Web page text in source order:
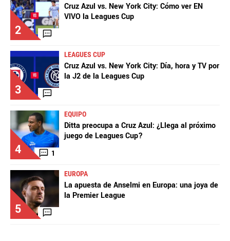
2
Cruz Azul vs. New York City: Cómo ver EN
VIVO la Leagues Cup
3
LEAGUES CUP
Cruz Azul vs. New York City: Día, hora y TV por
la J2 de la Leagues Cup
4 1
EQUIPO
Ditta preocupa a Cruz Azul: ¿Llega al próximo
juego de Leagues Cup?
5
EUROPA
La apuesta de Anselmi en Europa: una joya de
la Premier League